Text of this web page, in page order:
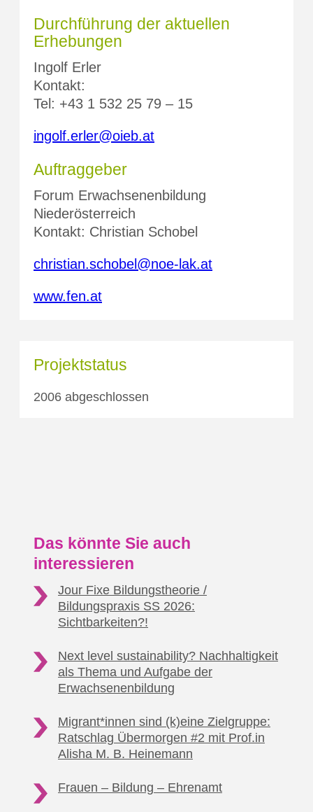
Durchführung der aktuellen
Erhebungen
Ingolf Erler
Kontakt:
Tel: +43 1 532 25 79 – 15
ingolf.erler@oieb.at
Auftraggeber
Forum Erwachsenenbildung
Niederösterreich
Kontakt: Christian Schobel
christian.schobel@noe-lak.at
www.fen.at
Projektstatus
2006 abgeschlossen
Das könnte Sie auch
interessieren
Jour Fixe Bildungstheorie /
Bildungspraxis SS 2026:
Sichtbarkeiten?!
Next level sustainability? Nachhaltigkeit
als Thema und Aufgabe der
Erwachsenenbildung
Migrant*innen sind (k)eine Zielgruppe:
Ratschlag Übermorgen #2 mit Prof.in
Alisha M. B. Heinemann
Frauen – Bildung – Ehrenamt